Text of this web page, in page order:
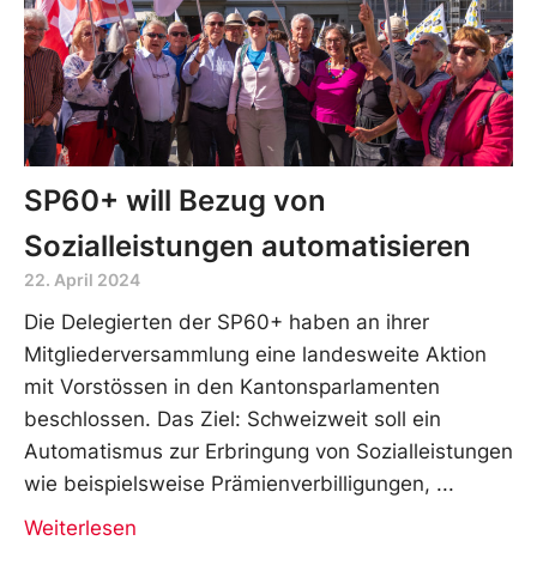
SP60+ will Bezug von
Sozialleistungen automatisieren
22. April 2024
Die Delegierten der SP60+ haben an ihrer
Mitgliederversammlung eine landesweite Aktion
mit Vorstössen in den Kantonsparlamenten
beschlossen. Das Ziel: Schweizweit soll ein
Automatismus zur Erbringung von Sozialleistungen
wie beispielsweise Prämienverbilligungen,
Weiterlesen